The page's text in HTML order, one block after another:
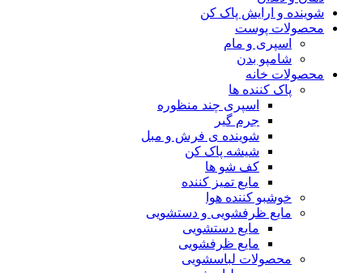
شوینده و ارایش پاک کن
محصولات پوست
اسپری و مام
شامپو بدن
محصولات خانه
پاک کننده ها
اسپری چند منظوره
جرم گیر
شوینده ی فرش و مبل
شیشه پاک کن
کف شو ها
مایع تمیز کننده
خوشبو کننده هوا
مایع ظرفشویی و دستشویی
مایع دستشویی
مایع ظرفشویی
محصولات لباسشویی